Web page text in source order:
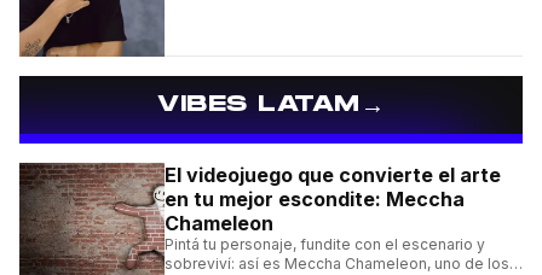
VIBES LATAM→
El videojuego que convierte el arte
en tu mejor escondite: Meccha
Chameleon
Pintá tu personaje, fundite con el escenario y
sobreviví: así es Meccha Chameleon, uno de los